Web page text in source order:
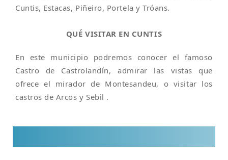
Cuntis, Estacas, Piñeiro, Portela y Tróans.
QUÉ VISITAR EN CUNTIS
En este municipio podremos conocer el famoso
Castro de Castrolandín, admirar las vistas que
ofrece el mirador de Montesandeu, o visitar los
castros de Arcos y Sebil .